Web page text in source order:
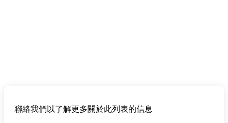
聯絡我們以了解更多關於此列表的信息